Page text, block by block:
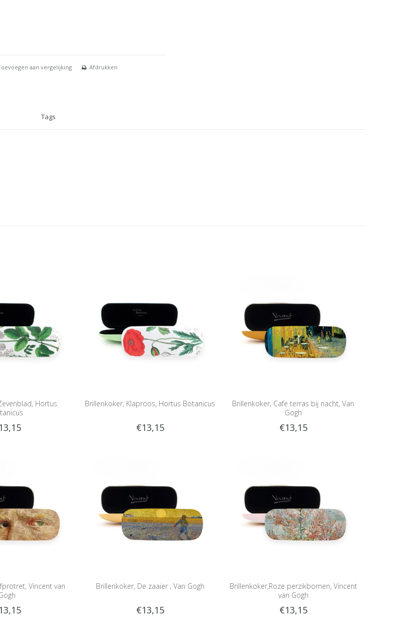
aan vergelijking Afdrukken
Tags
Hortus
Brillenkoker, Klaproos, Hortus Botanicus
€13,15
Brillenkoker, Cafe terras bij nacht, Van
Gogh
€13,15
Vincent van
Brillenkoker, De zaaier , Van Gogh
€13,15
Brillenkoker,Roze perzikbomen, Vincent
van Gogh
€13,15